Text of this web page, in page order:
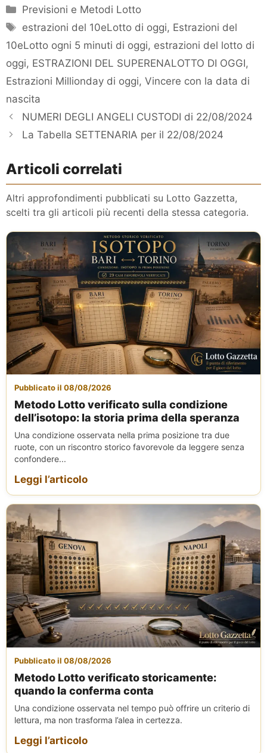
Categorie
Previsioni e Metodi Lotto
Tag
estrazioni del 10eLotto di oggi, Estrazioni del
10eLotto ogni 5 minuti di oggi, estrazioni del lotto di
oggi, ESTRAZIONI DEL SUPERENALOTTO DI OGGI,
Estrazioni Millionday di oggi, Vincere con la data di
nascita
NUMERI DEGLI ANGELI CUSTODI di 22/08/2024
La Tabella SETTENARIA per il 22/08/2024
Articoli correlati
Altri approfondimenti pubblicati su Lotto Gazzetta,
scelti tra gli articoli più recenti della stessa categoria.
Pubblicato il 08/08/2026
Metodo Lotto verificato sulla condizione
dell’isotopo: la storia prima della speranza
Una condizione osservata nella prima posizione tra due
ruote, con un riscontro storico favorevole da leggere senza
confondere...
Leggi l’articolo
Pubblicato il 08/08/2026
Metodo Lotto verificato storicamente:
quando la conferma conta
Una condizione osservata nel tempo può offrire un criterio di
lettura, ma non trasforma l’alea in certezza.
Leggi l’articolo